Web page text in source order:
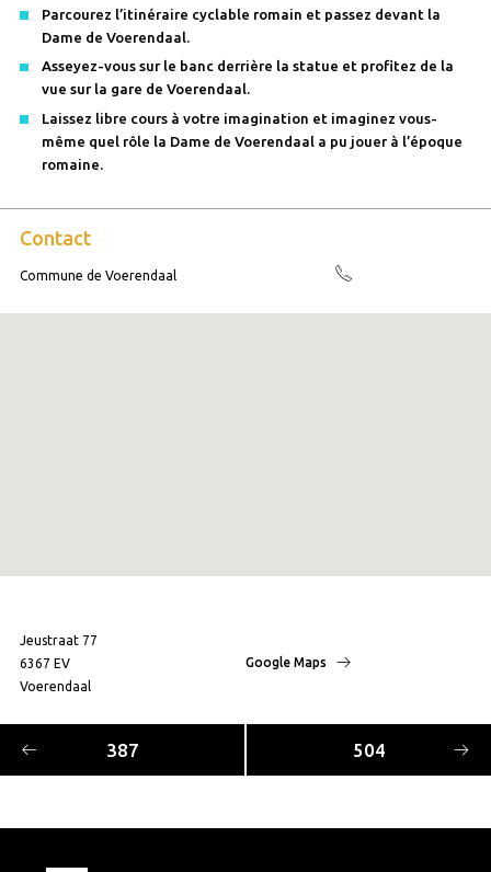
Parcourez l’itinéraire cyclable romain et passez devant la
Dame de Voerendaal.
Asseyez-vous sur le banc derrière la statue et profitez de la
vue sur la gare de Voerendaal.
Laissez libre cours à votre imagination et imaginez vous-
même quel rôle la Dame de Voerendaal a pu jouer à l’époque
romaine.
Contact
Commune de Voerendaal
Jeustraat 77
6367 EV
Voerendaal
Google Maps
387 504